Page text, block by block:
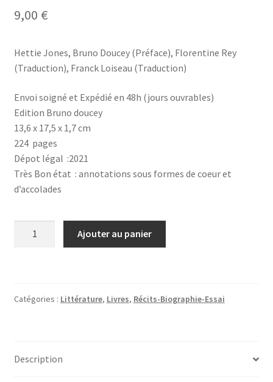
9,00 €
Hettie Jones, Bruno Doucey (Préface), Florentine Rey
(Traduction), Franck Loiseau (Traduction)
Envoi soigné et Expédié en 48h (jours ouvrables)
Edition Bruno doucey
13,6 x 17,5 x 1,7 cm
224 pages
Dépot légal :2021
Très Bon état : annotations sous formes de coeur et
d’accolades
Ajouter au panier
Catégories : Littérature, Livres, Récits-Biographie-Essai
Description